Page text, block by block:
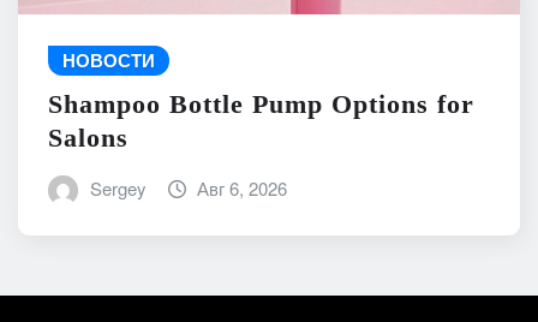
НОВОСТИ
Shampoo Bottle Pump Options for
Salons
Sergey Авг 6, 2026